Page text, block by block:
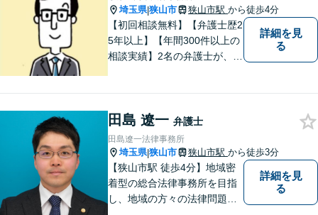
埼玉県|狭山市 狭山市駅 から徒歩4分
【初回相談無料】【弁護士歴2
5年以上】【年間300件以上の
相談実績】2名の弁護士が、さ
談ください【相続】税理士や
司法書士などと連携し、複雑
な案件も対応。【狭山市駅4
分】
詳細を見
る
田島 遼一 弁護士
田島遼一法律事務所
埼玉県|狭山市 狭山市駅 から徒歩3分
【狭山市駅 徒歩4分】地域密
着型の総合法律事務所を目指
し、地域の方々の法律問題を
詳細を見
る